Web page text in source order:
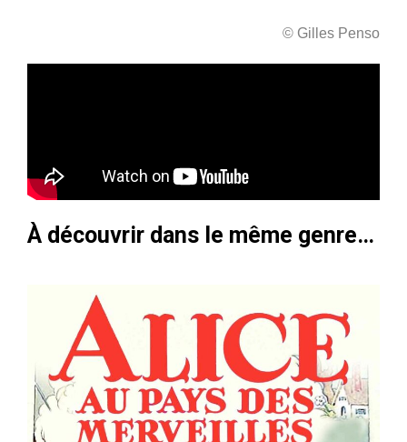
© Gilles Penso
À découvrir dans le même genre…